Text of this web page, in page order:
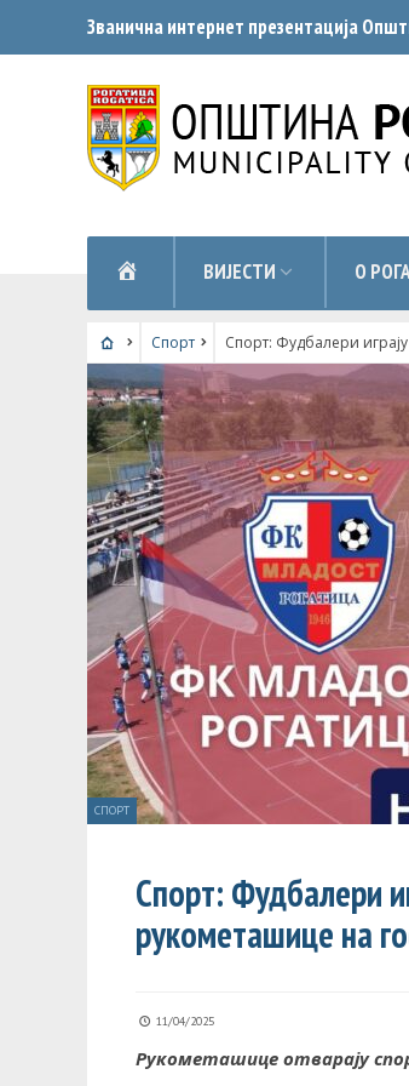
Званична интернет презентација
НАСЛОВНАВИЈЕСТИ О
Спорт Спорт: Фудбалери
СПОРТ
Спорт: Фудбалери
рукометашице на
11/04/2025
Рукометашице отварају